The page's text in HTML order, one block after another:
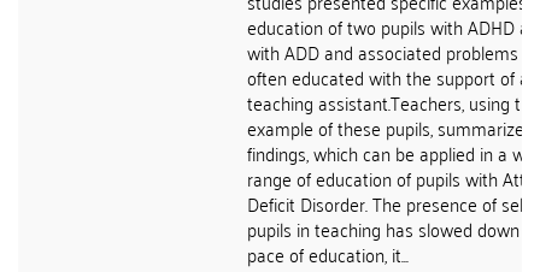
education of two pupils with ADHD
with ADD and associated problems
often educated with the support of a
teaching assistant.Teachers, using the
example of these pupils,
findings, which can be applied in a
range of education of pupils with
Deficit Disorder. The presence of
pupils in teaching has slowed down
pace of education, it...